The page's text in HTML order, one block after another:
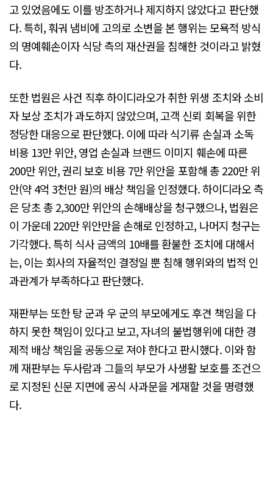
고 있었음에도 이를 방조하거나 제지하지 않았다고 판단했
다. 특히, 훠궈 냄비에 고의로 소변을 본 행위는 모욕적 방식
의 명예훼손이자 식당 측의 재산권을 침해한 것이라고 밝혔
다.
또한 법원은 사건 직후 하이디라오가 취한 위생 조치와 소비
자 보상 조치가 과도하지 않았으며, 고객 신뢰 회복을 위한
정당한 대응으로 판단했다. 이에 따라 식기류 손실과 소독
비용 13만 위안, 영업 손실과 브랜드 이미지 훼손에 따른
200만 위안, 권리 보호 비용 7만 위안을 포함해 총 220만 위
안(약 4억 3천만 원)의 배상 책임을 인정했다. 하이디라오 측
은 당초 총 2,300만 위안의 손해배상을 청구했으나, 법원은
이 가운데 220만 위안만을 손해로 인정하고, 나머지 청구는
기각했다. 특히 식사 금액의 10배를 환불한 조치에 대해서
는, 이는 회사의 자율적인 결정일 뿐 침해 행위와의 법적 인
과관계가 부족하다고 판단했다.
재판부는 또한 탕 군과 우 군의 부모에게도 후견 책임을 다
하지 못한 책임이 있다고 보고, 자녀의 불법행위에 대한 경
제적 배상 책임을 공동으로 져야 한다고 판시했다. 이와 함
께 재판부는 두사람과 그들의 부모가 사생활 보호를 조건으
로 지정된 신문 지면에 공식 사과문을 게재할 것을 명령했
다.